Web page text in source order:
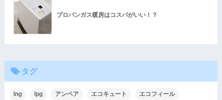
プロパンガス暖房はコスパがいい！？
タグ
lng lpg アンペア エコキュート エコフィール